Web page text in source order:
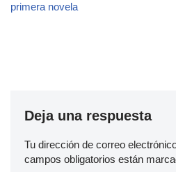
primera novela
Deja una respuesta
Tu dirección de correo
campos obligatorios están